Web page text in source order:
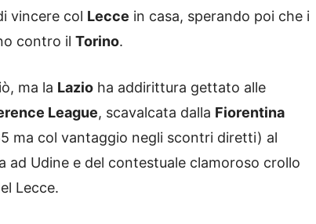
vincere col Lecce in casa, sperando poi che i
contro il Torino.
ma la Lazio ha addirittura gettato alle
League, scavalcata dalla Fiorentina
ma col vantaggio negli scontri diretti) al
Udine e del contestuale clamoroso crollo
Lecce.